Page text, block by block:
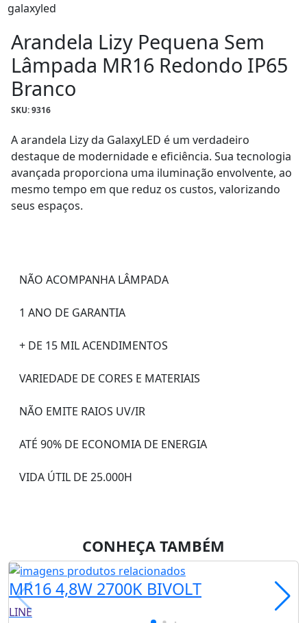
Arandela Lizy Pequena Sem
Lâmpada MR16 Redondo IP65
Branco
SKU: 9316
A arandela Lizy da GalaxyLED é um verdadeiro
destaque de modernidade e eficiência. Sua tecnologia
avançada proporciona uma iluminação envolvente, ao
mesmo tempo em que reduz os custos, valorizando
seus espaços.
NÃO ACOMPANHA LÂMPADA
1 ANO DE GARANTIA
+ DE 15 MIL ACENDIMENTOS
VARIEDADE DE CORES E MATERIAIS
NÃO EMITE RAIOS UV/IR
ATÉ 90% DE ECONOMIA DE ENERGIA
VIDA ÚTIL DE 25.000H
CONHEÇA TAMBÉM
MR16 4,8W 2700K BIVOLT
LINE